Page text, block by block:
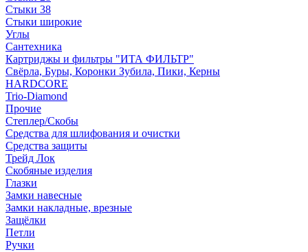
Стыки 38
Стыки широкие
Углы
Сантехника
Картриджы и фильтры "ИТА ФИЛЬТР"
Свёрла, Буры, Коронки Зубила, Пики, Керны
HARDCORE
Trio-Diamond
Прочие
Степлер/Скобы
Средства для шлифования и очистки
Средства защиты
Трейд Лок
Скобяные изделия
Глазки
Замки навесные
Замки накладные, врезные
Защёлки
Петли
Ручки